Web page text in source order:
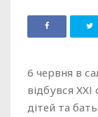
6 червня в
відбувся
дітей та